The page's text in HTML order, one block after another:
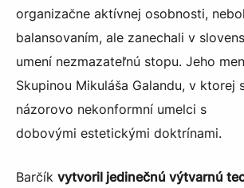
organizačne aktívnej osobnosti,
balansovaním, ale zanechali v
umení nezmazateľnú stopu. Jeho
Skupinou Mikuláša Galandu, v ktorej
názorovo nekonformní umelci s
dobovými estetickými doktrínami.
Barčík vytvoril jedinečnú výtvarnú